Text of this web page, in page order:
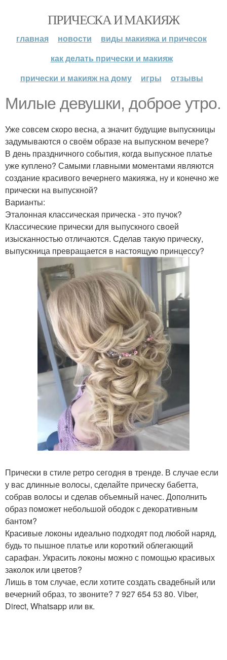
ПРИЧЕСКА И МАКИЯЖ
главная новости
виды макияжа и причесок
как делать прически и макияж
прически и макияж на дому
игры отзывы
Милые девушки, доброе утро.
Уже совсем скоро весна, а значит будущие выпускницы
задумываются о своём образе на выпускном вечере?
В день праздничного события, когда выпускное платье
уже куплено? Самыми главными моментами являются
создание красивого вечернего макияжа, ну и конечно же
прически на выпускной?
Варианты:
Эталонная классическая прическа - это пучок?
Классические прически для выпускного своей
изысканностью отличаются. Сделав такую прическу,
выпускница превращается в настоящую принцессу?
Прически в стиле ретро сегодня в тренде. В случае если
у вас длинные волосы, сделайте прическу бабетта,
собрав волосы и сделав объемный начес. Дополнить
образ поможет небольшой ободок с декоративным
бантом?
Красивые локоны идеально подходят под любой наряд,
будь то пышное платье или короткий облегающий
сарафан. Украсить локоны можно с помощью красивых
заколок или цветов?
Лишь в том случае, если хотите создать свадебный или
вечерний образ, то звоните? 7 927 654 53 80. Viber,
Direct, Whatsapp или вк.